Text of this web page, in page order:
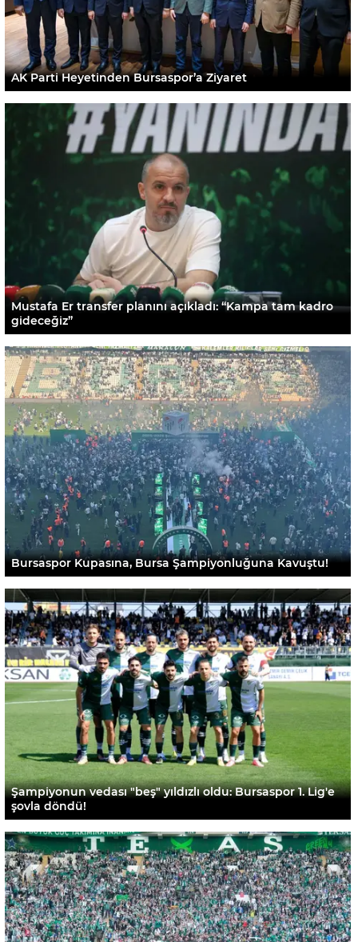
AK Parti Heyetinden Bursaspor’a Ziyaret
Mustafa Er transfer planını açıkladı: “Kampa tam kadro
gideceğiz”
Bursaspor Kupasına, Bursa Şampiyonluğuna Kavuştu!
Şampiyonun vedası "beş" yıldızlı oldu: Bursaspor 1. Lig'e
şovla döndü!